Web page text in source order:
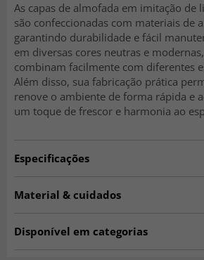
As capas de almofada em imitação de
são confeccionadas com materiais de
garantindo durabilidade e fácil
em diversas cores neutras e
combinam facilmente com diferentes
Além disso, sua fabricação prática
renove o ambiente de forma rápida e
um toque de frescor e harmonia ao
Especificações
Quantidade:1 unidade.
Material & cuidados
Disponível em categorias